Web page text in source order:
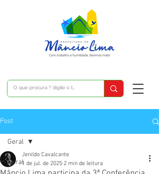
Post
Geral
Geral
Jenildo Cavalcante
1 de jul. de 2025 2 min de leitura